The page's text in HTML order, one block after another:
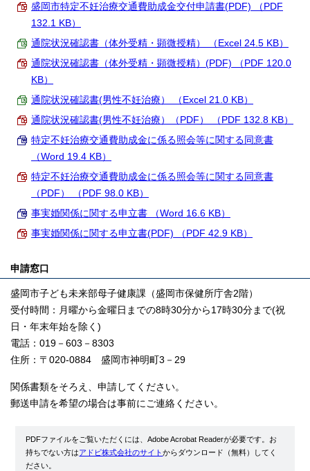
盛岡市特定不妊治療交通費助成金交付申請書(PDF) （PDF
132.1 KB）
通院状況確認書（体外受精・顕微授精） （Excel 24.5 KB）
通院状況確認書（体外受精・顕微授精）(PDF) （PDF 120.0
KB）
通院状況確認書(男性不妊治療） （Excel 21.0 KB）
通院状況確認書(男性不妊治療）（PDF） （PDF 132.8 KB）
特定不妊治療交通費助成金に係る照会等に関する同意書
（Word 19.4 KB）
特定不妊治療交通費助成金に係る照会等に関する同意書
（PDF） （PDF 98.0 KB）
事実婚関係に関する申立書 （Word 16.6 KB）
事実婚関係に関する申立書(PDF) （PDF 42.9 KB）
申請窓口
盛岡市子ども未来部母子健康課（盛岡市保健所庁舎2階）
受付時間：月曜から金曜日までの8時30分から17時30分まで(祝
日・年末年始を除く)
電話：019－603－8303
住所：〒020-0884 盛岡市神明町3－29
関係書類をそろえ、申請してください。
郵送申請を希望の場合は事前にご連絡ください。
PDFファイルをご覧いただくには、Adobe Acrobat Readerが必要です。お
持ちでない方はアドビ株式会社のサイトからダウンロード（無料）してく
ださい。